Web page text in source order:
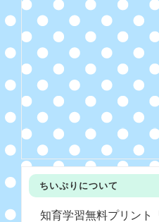
ちいぷりについて
知育学習無料プリント